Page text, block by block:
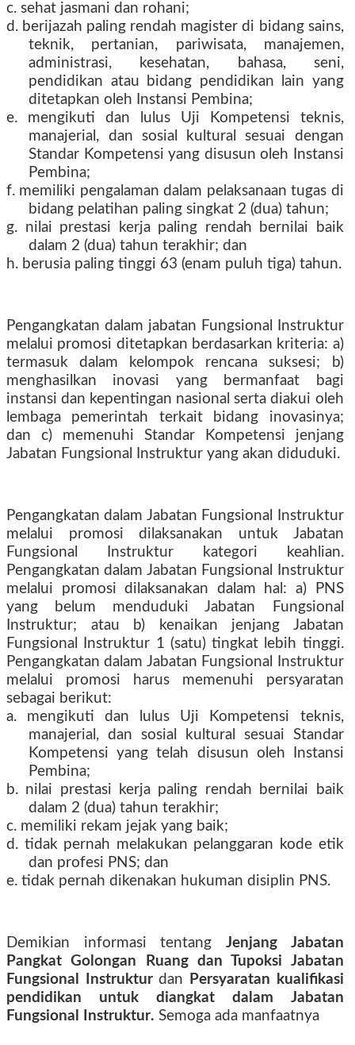
c. sehat jasmani dan rohani;
d. berijazah paling rendah magister di bidang sains,
teknik, pertanian, pariwisata, manajemen,
administrasi, kesehatan, bahasa, seni,
pendidikan atau bidang pendidikan lain yang
ditetapkan oleh Instansi Pembina;
e. mengikuti dan lulus Uji Kompetensi teknis,
manajerial, dan sosial kultural sesuai dengan
Standar Kompetensi yang disusun oleh Instansi
Pembina;
f. memiliki pengalaman dalam pelaksanaan tugas di
bidang pelatihan paling singkat 2 (dua) tahun;
g. nilai prestasi kerja paling rendah bernilai baik
dalam 2 (dua) tahun terakhir; dan
h. berusia paling tinggi 63 (enam puluh tiga) tahun.
Pengangkatan dalam jabatan Fungsional Instruktur
melalui promosi ditetapkan berdasarkan kriteria: a)
termasuk dalam kelompok rencana suksesi; b)
menghasilkan inovasi yang bermanfaat bagi
instansi dan kepentingan nasional serta diakui oleh
lembaga pemerintah terkait bidang inovasinya;
dan c) memenuhi Standar Kompetensi jenjang
Jabatan Fungsional Instruktur yang akan diduduki.
Pengangkatan dalam Jabatan Fungsional Instruktur
melalui promosi dilaksanakan untuk Jabatan
Fungsional Instruktur kategori keahlian.
Pengangkatan dalam Jabatan Fungsional Instruktur
melalui promosi dilaksanakan dalam hal: a) PNS
yang belum menduduki Jabatan Fungsional
Instruktur; atau b) kenaikan jenjang Jabatan
Fungsional Instruktur 1 (satu) tingkat lebih tinggi.
Pengangkatan dalam Jabatan Fungsional Instruktur
melalui promosi harus memenuhi persyaratan
sebagai berikut:
a. mengikuti dan lulus Uji Kompetensi teknis,
manajerial, dan sosial kultural sesuai Standar
Kompetensi yang telah disusun oleh Instansi
Pembina;
b. nilai prestasi kerja paling rendah bernilai baik
dalam 2 (dua) tahun terakhir;
c. memiliki rekam jejak yang baik;
d. tidak pernah melakukan pelanggaran kode etik
dan profesi PNS; dan
e. tidak pernah dikenakan hukuman disiplin PNS.
Demikian informasi tentang Jenjang Jabatan
Pangkat Golongan Ruang dan Tupoksi Jabatan
Fungsional Instrukturdan
Persyaratan kualifikasi
pendidikan untuk diangkat dalam Jabatan
Fungsional Instruktur. Semoga ada manfaatnya